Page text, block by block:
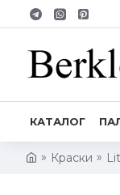
КАТАЛОГ
Краски